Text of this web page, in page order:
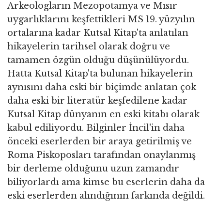
Arkeologların Mezopotamya ve Mısır
uygarlıklarını keşfettikleri MS 19. yüzyılın
ortalarına kadar Kutsal Kitap'ta anlatılan
hikayelerin tarihsel olarak doğru ve
tamamen özgün olduğu düşünülüyordu.
Hatta Kutsal Kitap'ta bulunan hikayelerin
aynısını daha eski bir biçimde anlatan çok
daha eski bir literatür keşfedilene kadar
Kutsal Kitap dünyanın en eski kitabı olarak
kabul ediliyordu. Bilginler İncil'in daha
önceki eserlerden bir araya getirilmiş ve
Roma Piskoposları tarafından onaylanmış
bir derleme olduğunu uzun zamandır
biliyorlardı ama kimse bu eserlerin daha da
eski eserlerden alındığının farkında değildi.